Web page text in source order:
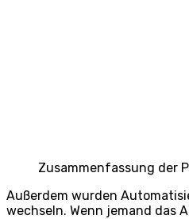
Zusammenfassung der
Außerdem wurden
wechseln. Wenn jemand das